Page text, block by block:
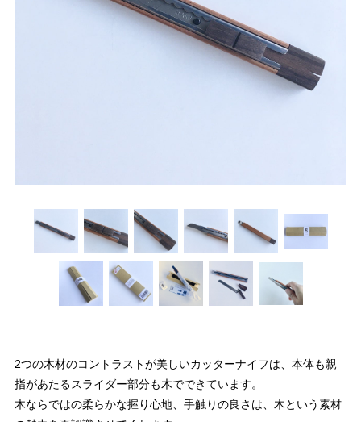
2つの木材のコントラストが美しいカッターナイフは、本体も親
指があたるスライダー部分も木でできています。
木ならではの柔らかな握り心地、手触りの良さは、木という素材